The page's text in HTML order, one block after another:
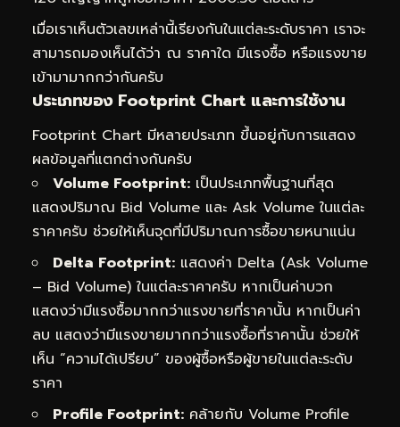
เมื่อเราเห็นตัวเลขเหล่านี้เรียงกันในแต่ละระดับราคา เราจะ
สามารถมองเห็นได้ว่า ณ ราคาใด มีแรงซื้อ หรือแรงขาย
เข้ามามากกว่ากันครับ
ประเภทของ Footprint Chart และการใช้งาน
Footprint Chart มีหลายประเภท ขึ้นอยู่กับการแสดง
ผลข้อมูลที่แตกต่างกันครับ
Volume Footprint: เป็นประเภทพื้นฐานที่สุด
แสดงปริมาณ Bid Volume และ Ask Volume ในแต่ละ
ราคาครับ ช่วยให้เห็นจุดที่มีปริมาณการซื้อขายหนาแน่น
Delta Footprint: แสดงค่า Delta (Ask Volume
– Bid Volume) ในแต่ละราคาครับ หากเป็นค่าบวก
แสดงว่ามีแรงซื้อมากกว่าแรงขายที่ราคานั้น หากเป็นค่า
ลบ แสดงว่ามีแรงขายมากกว่าแรงซื้อที่ราคานั้น ช่วยให้
เห็น “ความได้เปรียบ” ของผู้ซื้อหรือผู้ขายในแต่ละระดับ
ราคา
Profile Footprint: คล้ายกับ Volume Profile